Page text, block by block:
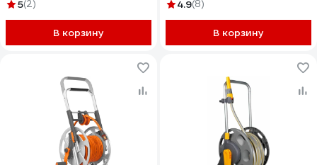
5(2)
В корзину
4.9(8)
В корзину